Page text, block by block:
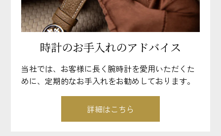
時計のお手入れのアドバイス
当社では、お客様に長く腕時計を愛用いただくた
めに、定期的なお手入れをお勧めしております。
詳細はこちら